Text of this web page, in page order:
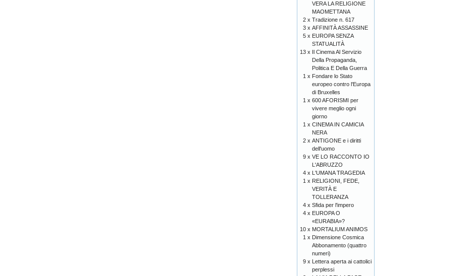
VERA LA RELIGIONE
MAOMETTANA
2 x Tradizione n. 617
3 x AFFINITÀ ASSASSINE
5 x EUROPA SENZA
STATUALITÀ
13 x Il Cinema Al Servizio
Della Propaganda,
Politica E Della Guerra
1 x Fondare lo Stato
europeo contro l'Europa
di Bruxelles
1 x 600 AFORISMI per
vivere meglio ogni
giorno
1 x CINEMA IN CAMICIA
NERA
2 x ANTIGONE e i diritti
dell'uomo
9 x VE LO RACCONTO IO
L'ABRUZZO
4 x L'UMANA TRAGEDIA
1 x RELIGIONI, FEDE,
VERITÀ E
TOLLERANZA
4 x Sfida per l'impero
4 x EUROPA O
«EURABIA»?
10 x MORTALIUM ANIMOS
1 x Dimensione Cosmica
Abbonamento (quattro
numeri)
9 x Lettera aperta ai cattolici
perplessi